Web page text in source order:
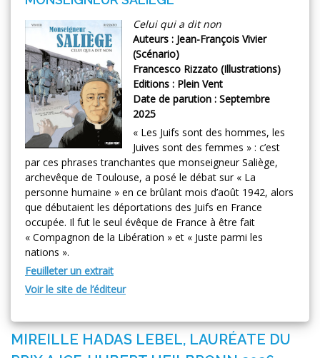
Celui qui a dit non
Auteurs : Jean-François Vivier
(Scénario)
Francesco Rizzato (Illustrations)
Editions : Plein Vent
Date de parution : Septembre
2025
« Les Juifs sont des hommes, les
Juives sont des femmes » : c’est
par ces phrases tranchantes que monseigneur Saliège,
archevêque de Toulouse, a posé le débat sur « La
personne humaine » en ce brûlant mois d’août 1942, alors
que débutaient les déportations des Juifs en France
occupée. Il fut le seul évêque de France à être fait
« Compagnon de la Libération » et « Juste parmi les
nations ».
Feuilleter un extrait
Voir le site de l’éditeur
MIREILLE HADAS LEBEL, LAURÉATE DU